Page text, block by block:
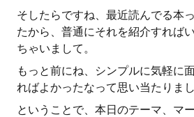
そしたらですね、最近読んでる本
たから、普通にそれを紹介すれば
ちゃいまして。
もっと前にね、シンプルに気軽に
ればよかったなって思い当たりまし
ということで、本日のテーマ、マ